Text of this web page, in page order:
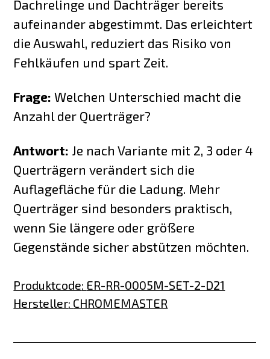
Dachrelinge und Dachträger bereits
aufeinander abgestimmt. Das erleichtert
die Auswahl, reduziert das Risiko von
Fehlkäufen und spart Zeit.
Frage: Welchen Unterschied macht die
Anzahl der Querträger?
Antwort: Je nach Variante mit 2, 3 oder 4
Querträgern verändert sich die
Auflagefläche für die Ladung. Mehr
Querträger sind besonders praktisch,
wenn Sie längere oder größere
Gegenstände sicher abstützen möchten.
Produktcode: ER-RR-0005M-SET-2-D21
Hersteller: CHROMEMASTER